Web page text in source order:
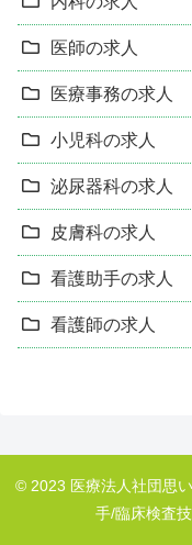
医師の求人
医療事務の求人
小児科の求人
泌尿器科の求人
皮膚科の求人
看護助手の求人
看護師の求人
© 2023 医療法人社団思
手/臨床検査